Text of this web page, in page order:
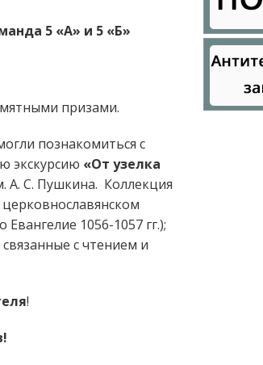
5 «А» и 5 «Б»
призами.
познакомиться с
экскурсию «От узелка
А. С. Пушкина. Коллекция
1056-1057 гг.);
с чтением и
!